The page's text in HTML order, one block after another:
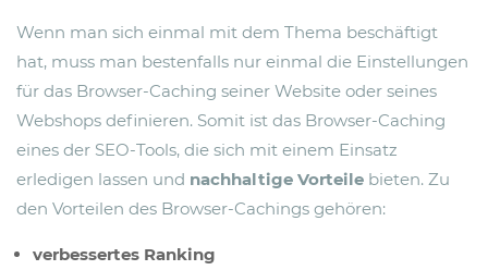
Wenn man sich einmal mit dem Thema beschäftigt
hat, muss man bestenfalls nur einmal die Einstellungen
für das Browser-Caching seiner Website oder seines
Webshops definieren. Somit ist das Browser-Caching
eines der SEO-Tools, die sich mit einem Einsatz
erledigen lassen und nachhaltige Vorteile bieten. Zu
den Vorteilen des Browser-Cachings gehören:
verbessertes Ranking